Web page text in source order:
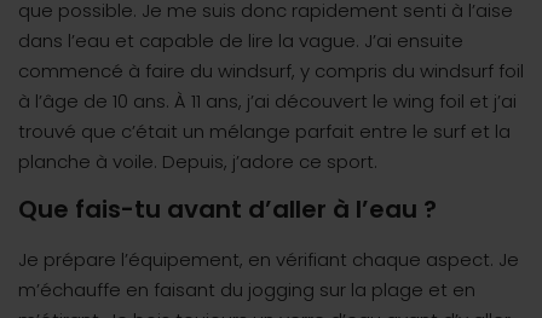
que possible. Je me suis donc rapidement senti à l’aise
dans l’eau et capable de lire la vague. J’ai ensuite
commencé à faire du windsurf, y compris du windsurf foil
à l’âge de 10 ans. À 11 ans, j’ai découvert le wing foil et j’ai
trouvé que c’était un mélange parfait entre le surf et la
planche à voile. Depuis, j’adore ce sport.
Que fais-tu avant d’aller à l’eau ?
Je prépare l’équipement, en vérifiant chaque aspect. Je
m’échauffe en faisant du jogging sur la plage et en